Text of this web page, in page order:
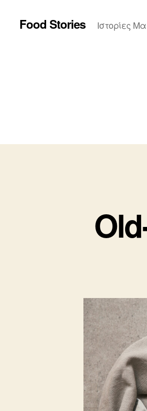
Food Stories Ιστορίες